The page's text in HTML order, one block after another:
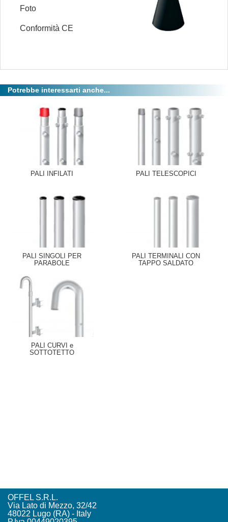
Foto
Conformità CE
Potrebbe interessarti anche...
PALI INFILATI PALI TELESCOPICI
PALI SINGOLI PER
PARABOLE
PALI TERMINALI CON
TAPPO SALDATO
PALI CURVI e
SOTTOTETTO
OFFEL S.R.L.
Via Lato di Mezzo, 32/42
48022 Lugo (RA) - Italy